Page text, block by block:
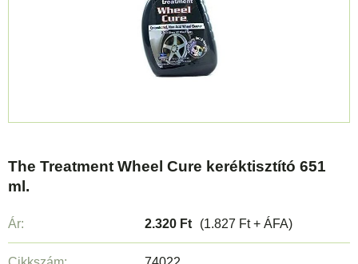
The Treatment Wheel Cure keréktisztító 651
ml.
Ár: 2.320 Ft (1.827 Ft + ÁFA)